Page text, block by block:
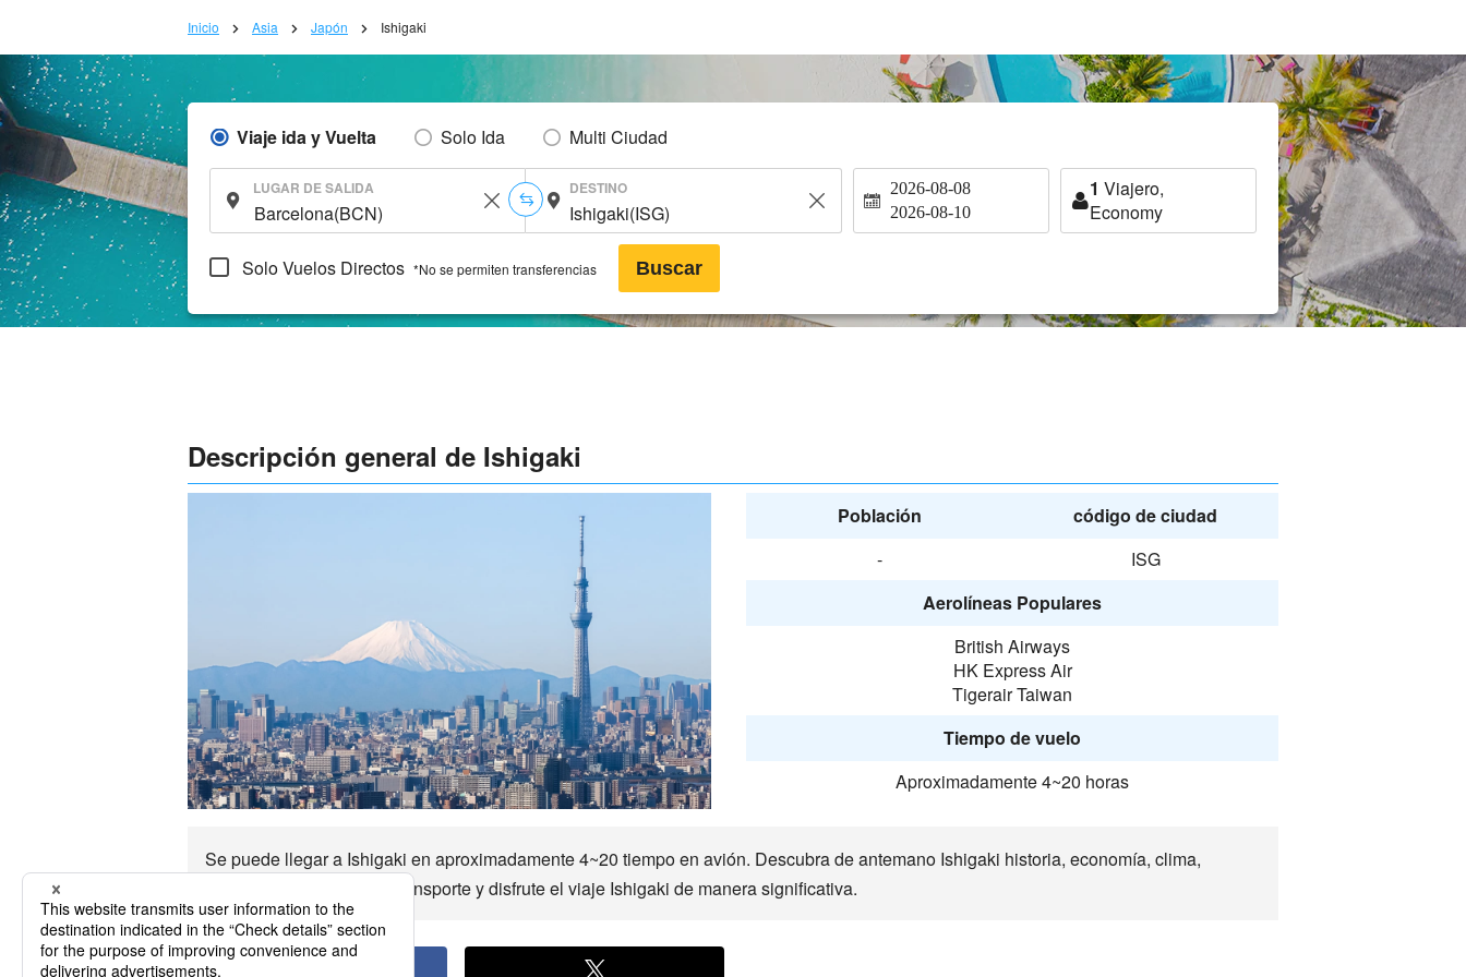
Inicio Asia Japón Ishigaki
Viaje ida y Vuelta Solo Ida Multi Ciudad
LUGAR DE SALIDA DESTINO 2026-08-08
2026-08-10
1 Viajero,
Economy
Solo Vuelos Directos *No se permiten transferencias Buscar
Descripción general de Ishigaki
Población
código de ciudad
-
ISG
Aerolíneas Populares
British Airways
HK Express Air
Tigerair Taiwan
Tiempo de vuelo
Aproximadamente 4~20 horas
Se puede llegar a Ishigaki en aproximadamente 4~20 tiempo en avión. Descubra de antemano Ishigaki historia, economía, clima,
principales opciones de transporte y disfrute el viaje Ishigaki de manera significativa.